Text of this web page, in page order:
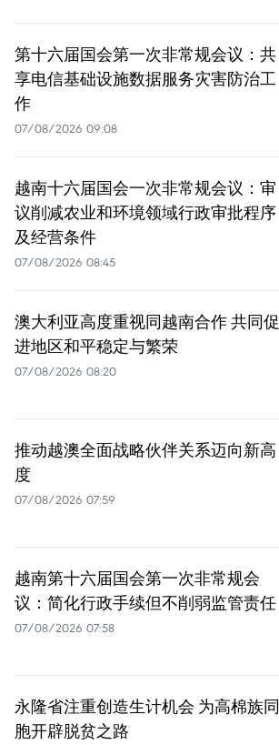
第十六届国会第一次非常规会议：共
享电信基础设施数据服务灾害防治工
作
07/08/2026 09:08
越南十六届国会一次非常规会议：审
议削减农业和环境领域行政审批程序
及经营条件
07/08/2026 08:45
澳大利亚高度重视同越南合作 共同促
进地区和平稳定与繁荣
07/08/2026 08:20
推动越澳全面战略伙伴关系迈向新高
度
07/08/2026 07:59
越南第十六届国会第一次非常规会
议：简化行政手续但不削弱监管责任
07/08/2026 07:58
永隆省注重创造生计机会 为高棉族同
胞开辟脱贫之路